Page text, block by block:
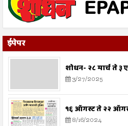
ईपेपर
शोधन- २८ मार्च ते ३
3/27/2025
१६ ऑगस्ट ते २२
8/16/2024